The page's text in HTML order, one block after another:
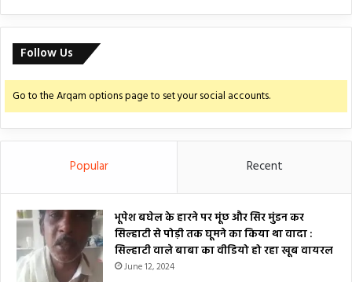
Follow Us
Go to the Arqam options page to set your social accounts.
Popular Recent
भूपेश बघेल के हारने पर मूंछ और सिर मुंडन कर
सिल्हाटी से पोड़ी तक घूमने का किया था वादा :
सिल्हाटी वाले बाबा का वीडियो हो रहा खूब वायरल
June 12, 2024